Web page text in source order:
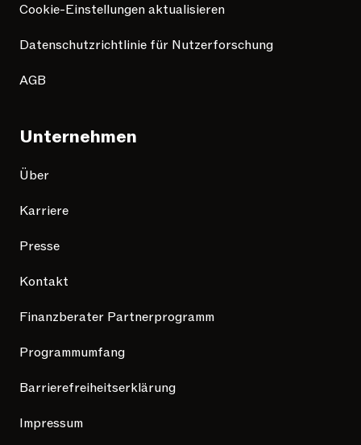
Cookie-Einstellungen aktualisieren
Datenschutzrichtlinie für Nutzerforschung
AGB
Unternehmen
Über
Karriere
Presse
Kontakt
Finanzberater Partnerprogramm
Programmumfang
Barrierefreiheitserklärung
Impressum